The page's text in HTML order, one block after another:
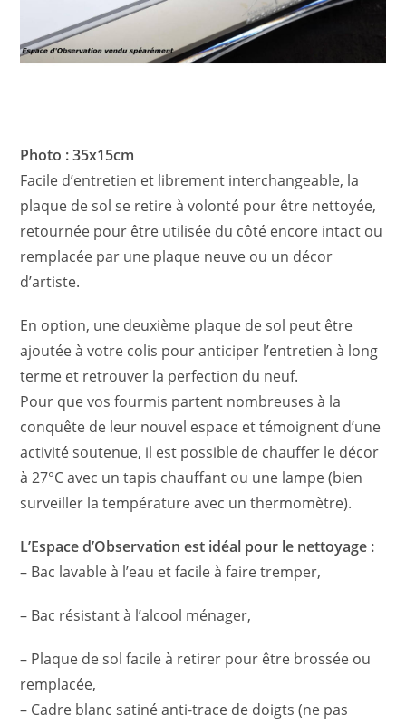
Photo : 35x15cm
Facile d’entretien et librement interchangeable, la
plaque de sol se retire à volonté pour être nettoyée,
retournée pour être utilisée du côté encore intact ou
remplacée par une plaque neuve ou un décor
d’artiste.
En option, une deuxième plaque de sol peut être
ajoutée à votre colis pour anticiper l’entretien à long
terme et retrouver la perfection du neuf.
Pour que vos fourmis partent nombreuses à la
conquête de leur nouvel espace et témoignent d’une
activité soutenue, il est possible de chauffer le décor
à 27°C avec un tapis chauffant ou une lampe (bien
surveiller la température avec un thermomètre).
L’Espace d’Observation est idéal pour le nettoyage :
– Bac lavable à l’eau et facile à faire tremper,
– Bac résistant à l’alcool ménager,
– Plaque de sol facile à retirer pour être brossée ou
remplacée,
– Cadre blanc satiné anti-trace de doigts (ne pas